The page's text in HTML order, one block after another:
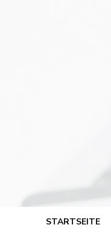
STARTSEITE